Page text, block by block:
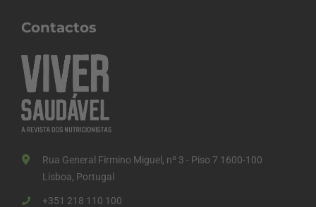
Contactos
Rua General Firmino Miguel, nº 3 - Piso 7 1600-100
Lisboa, Portugal
+351 218 110 100